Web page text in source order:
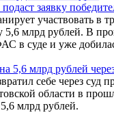
заявку
участвовать в
млрд рублей. В
в суде и уже
5,6 млрд рублей
себе через суд
области в
млрд рублей.